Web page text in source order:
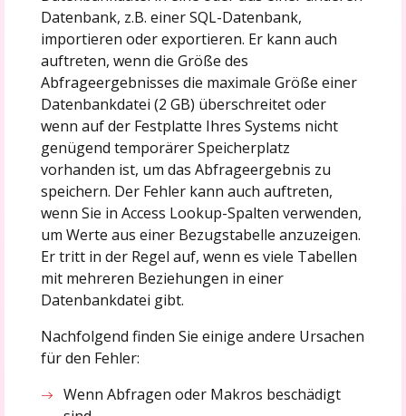
Datenbank, z.B. einer SQL-Datenbank,
importieren oder exportieren. Er kann auch
auftreten, wenn die Größe des
Abfrageergebnisses die maximale Größe einer
Datenbankdatei (2 GB) überschreitet oder
wenn auf der Festplatte Ihres Systems nicht
genügend temporärer Speicherplatz
vorhanden ist, um das Abfrageergebnis zu
speichern. Der Fehler kann auch auftreten,
wenn Sie in Access Lookup-Spalten verwenden,
um Werte aus einer Bezugstabelle anzuzeigen.
Er tritt in der Regel auf, wenn es viele Tabellen
mit mehreren Beziehungen in einer
Datenbankdatei gibt.
Nachfolgend finden Sie einige andere Ursachen
für den Fehler:
Wenn Abfragen oder Makros beschädigt